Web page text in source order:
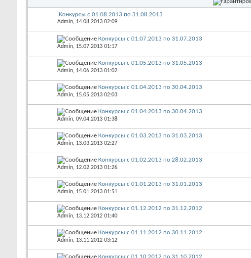
Конкурсы с 01.08.2013 по 31.08.2013
Admin, 14.08.2013 02:09
Конкурсы с 01.07.2013 по 31.07.2013
Admin, 15.07.2013 01:17
Конкурсы с 01.05.2013 по 31.05.2013
Admin, 14.06.2013 01:02
Конкурсы с 01.04.2013 по 30.04.2013
Admin, 15.05.2013 02:03
Конкурсы с 01.04.2013 по 30.04.2013
Admin, 09.04.2013 01:38
Конкурсы с 01.03.2013 по 31.03.2013
Admin, 13.03.2013 02:27
Конкурсы с 01.02.2013 по 28.02.2013
Admin, 12.02.2013 01:26
Конкурсы с 01.01.2013 по 31.01.2013
Admin, 15.01.2013 01:51
Конкурсы с 01.12.2012 по 31.12.2012
Admin, 13.12.2012 01:40
Конкурсы с 01.11.2012 по 30.11.2012
Admin, 13.11.2012 03:12